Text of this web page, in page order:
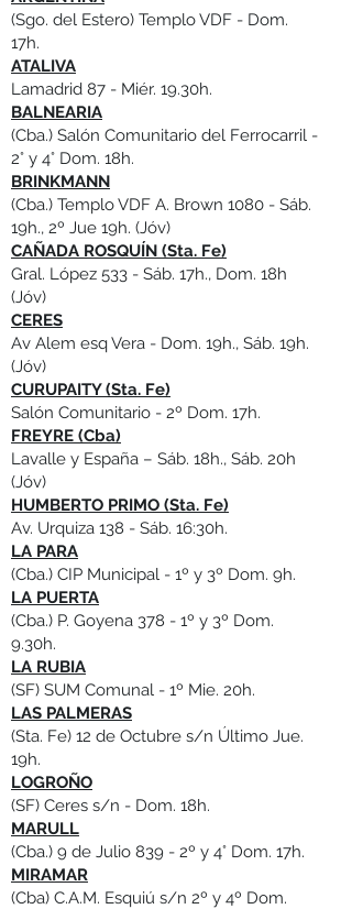
(Sgo. del Estero) Templo VDF - Dom.
17h.
ATALIVA
Lamadrid 87 - Miér. 19.30h.
BALNEARIA
(Cba.) Salón Comunitario del Ferrocarril -
2° y 4° Dom. 18h.
BRINKMANN
(Cba.) Templo VDF A. Brown 1080 - Sáb.
19h., 2º Jue 19h. (Jóv)
CAÑADA ROSQUÍN (Sta. Fe)
Gral. López 533 - Sáb. 17h., Dom. 18h
(Jóv)
CERES
Av Alem esq Vera - Dom. 19h., Sáb. 19h.
(Jóv)
CURUPAITY (Sta. Fe)
Salón Comunitario - 2º Dom. 17h.
FREYRE (Cba)
Lavalle y España – Sáb. 18h., Sáb. 20h
(Jóv)
HUMBERTO PRIMO (Sta. Fe)
Av. Urquiza 138 - Sáb. 16:30h.
LA PARA
(Cba.) CIP Municipal - 1º y 3º Dom. 9h.
LA PUERTA
(Cba.) P. Goyena 378 - 1º y 3º Dom.
9.30h.
LA RUBIA
(SF) SUM Comunal - 1º Mie. 20h.
LAS PALMERAS
(Sta. Fe) 12 de Octubre s/n Último Jue.
19h.
LOGROÑO
(SF) Ceres s/n - Dom. 18h.
MARULL
(Cba.) 9 de Julio 839 - 2º y 4° Dom. 17h.
MIRAMAR
(Cba) C.A.M. Esquiú s/n 2º y 4º Dom.